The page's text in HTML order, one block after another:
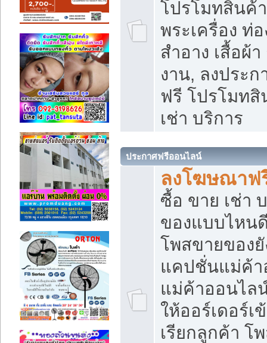
โปรโมทสินค้
พระเครื่อง ท่อ
สำอาง เสื้อผ้
งาน, ลงประ
ฟรี โปรโมท
เช่า บริการ
ประกาศฟรีออนไลน์
ลงโฆษณาฟ
ซื้อ ขาย เช่า
ของแบบไหน
โพสขายของยั
แคปชั่นแม่ค้
แม่ค้าออนไล
ให้ออร์เดอร์เ
เรียกลูกค้า โ